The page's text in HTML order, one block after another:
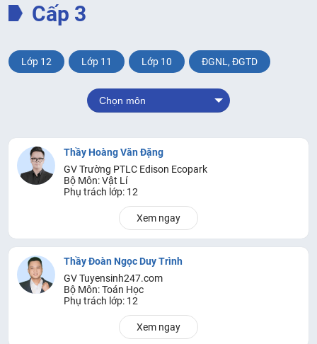
Cấp 3
Lớp 12 Lớp 11 Lớp 10 ĐGNL, ĐGTD
Chọn môn
Thầy Hoàng Văn Đặng
GV Trường PTLC Edison Ecopark
Bộ Môn: Vật Lí
Phụ trách lớp: 12
Xem ngay
Thầy Đoàn Ngọc Duy Trình
GV Tuyensinh247.com
Bộ Môn: Toán Học
Phụ trách lớp: 12
Xem ngay